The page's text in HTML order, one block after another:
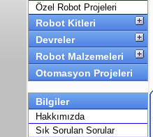
Özel Robot Projeleri
Robot Kitleri
Devreler
Robot Malzemeleri
Otomasyon Projeleri
Bilgiler
Hakkımızda
Sık Sorulan Sorular